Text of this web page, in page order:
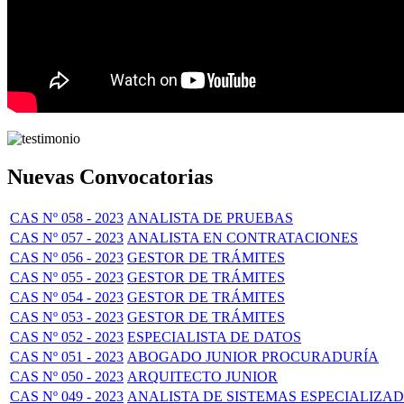
Nuevas Convocatorias
CAS Nº 058 - 2023 ANALISTA DE PRUEBAS
CAS Nº 057 - 2023 ANALISTA EN CONTRATACIONES
CAS Nº 056 - 2023 GESTOR DE TRÁMITES
CAS Nº 055 - 2023 GESTOR DE TRÁMITES
CAS Nº 054 - 2023 GESTOR DE TRÁMITES
CAS Nº 053 - 2023 GESTOR DE TRÁMITES
CAS Nº 052 - 2023 ESPECIALISTA DE DATOS
CAS Nº 051 - 2023 ABOGADO JUNIOR PROCURADURÍA
CAS Nº 050 - 2023 ARQUITECTO JUNIOR
CAS Nº 049 - 2023 ANALISTA DE SISTEMAS